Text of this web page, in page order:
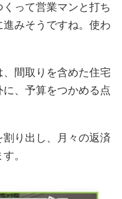
って営業マンと打ち
みそうですね。使わ
間取りを含めた住宅
、予算をつかめる点
り出し、月々の返済
。